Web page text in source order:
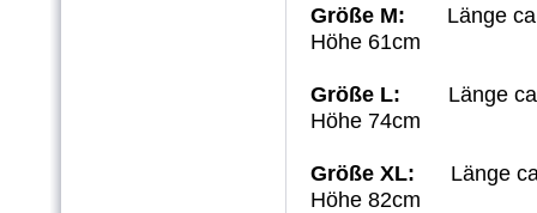
Größe M: Länge
Höhe 61cm
Größe L:
Länge
Höhe 74cm
Größe XL:
Länge
Höhe 82cm